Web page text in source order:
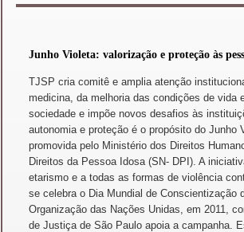
Junho Violeta: valorização e proteção às
TJSP cria comitê e amplia atenção
medicina, da melhoria das condições de vida
sociedade e impõe novos desafios às
autonomia e proteção é o propósito do
promovida pelo Ministério dos Direitos
Direitos da Pessoa Idosa (SN- DPI). A
etarismo e a todas as formas de violência
se celebra o Dia Mundial de
Organização das Nações Unidas, em 2011,
de Justiça de São Paulo apoia a campanha.